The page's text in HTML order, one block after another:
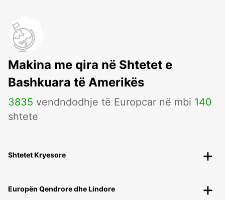
Makina me qira në Shtetet e
Bashkuara të Amerikës
3835 vendndodhje të Europcar në mbi 140
shtete
Shtetet Kryesore
Europën Qendrore dhe Lindore